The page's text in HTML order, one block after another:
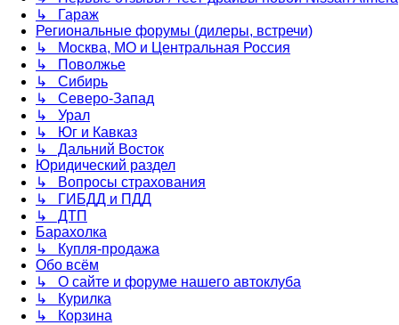
↳ Гараж
Региональные форумы (дилеры, встречи)
↳ Москва, МО и Центральная Россия
↳ Поволжье
↳ Сибирь
↳ Северо-Запад
↳ Урал
↳ Юг и Кавказ
↳ Дальний Восток
Юридический раздел
↳ Вопросы страхования
↳ ГИБДД и ПДД
↳ ДТП
Барахолка
↳ Купля-продажа
Обо всём
↳ О сайте и форуме нашего автоклуба
↳ Курилка
↳ Корзина